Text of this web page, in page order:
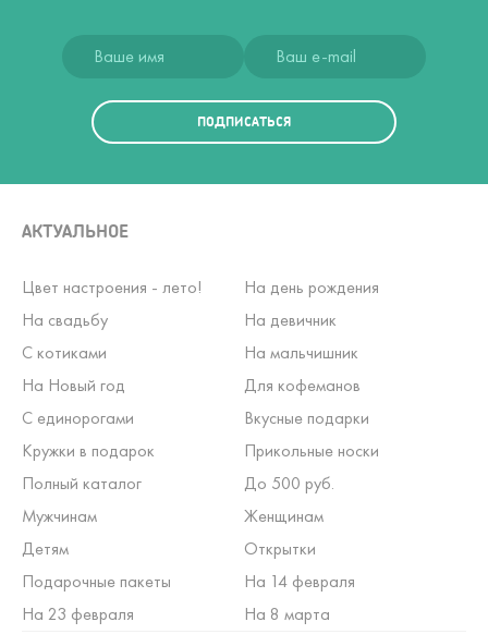
ПОДПИСАТЬСЯ
АКТУАЛЬНОЕ
Цвет настроения - лето!
На день рождения
На свадьбу
На девичник
С котиками
На мальчишник
На Новый год
Для кофеманов
С единорогами
Вкусные подарки
Кружки в подарок
Прикольные носки
Полный каталог
До 500 руб.
Мужчинам
Женщинам
Детям
Открытки
Подарочные пакеты
На 14 февраля
На 23 февраля
На 8 марта